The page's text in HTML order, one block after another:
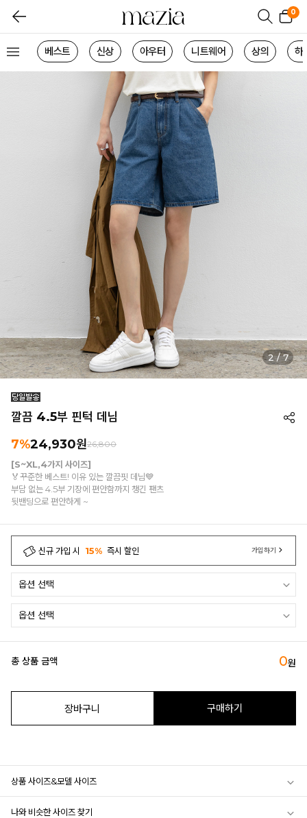
0
베스트 신상 아우터 니트웨어 상의 하
2 / 7
깔끔 4.5부 핀턱 데님
7%24,930원26,800
[S~XL,4가지 사이즈]
🏅꾸준한 베스트! 이유 있는 깔끔핏 데님💙
부담 없는 4.5부 기장에 편안함까지 챙긴 팬츠
뒷밴딩으로 편안하게 ~
신규 가입 시 15% 즉시 할인 가입하기
총 상품 금액 0원
장바구니 구매하기
상품 사이즈&모델 사이즈
나와 비슷한 사이즈 찾기